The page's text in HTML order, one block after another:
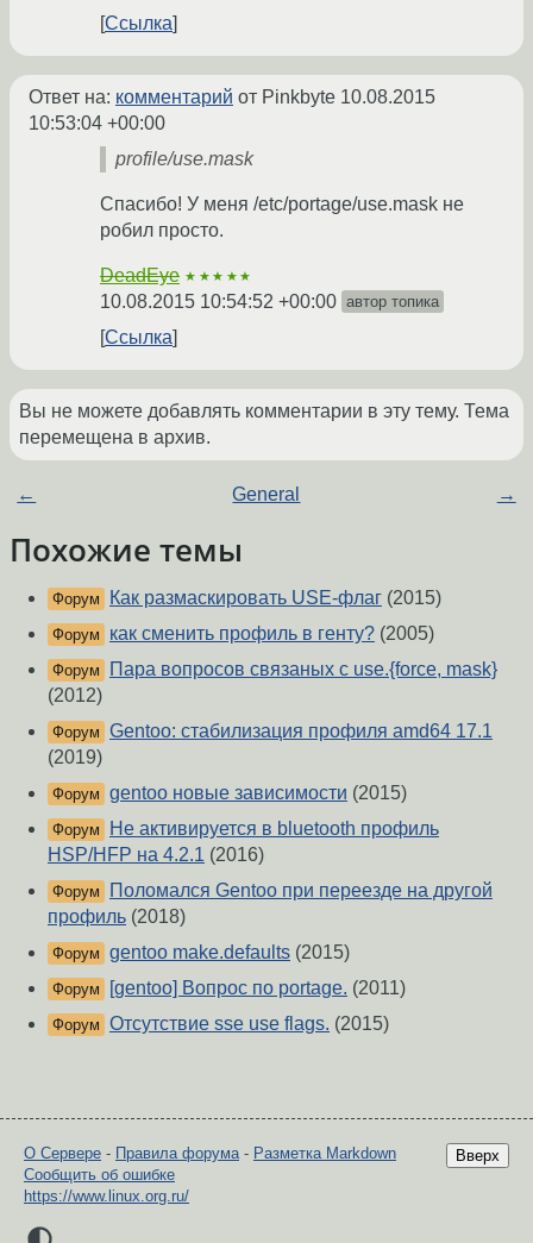
Ссылка
Ответ на: комментарий от Pinkbyte 10.08.2015
10:53:04 +00:00
profile/use.mask
Спасибо! У меня /etc/portage/use.mask не
робил просто.
DeadEye ★★★★★
10.08.2015 10:54:52 +00:00 автор топика
Ссылка
Вы не можете добавлять комментарии в эту тему. Тема
перемещена в архив.
← General →
Похожие темы
Форум Как размаскировать USE-флаг (2015)
Форум как сменить профиль в генту? (2005)
Форум
Пара вопросов связаных с use.{force, mask}
(2012)
Форум Gentoo: cтабилизация профиля amd64 17.1
(2019)
Форум gentoo новые зависимости (2015)
Форум
Не активируется в bluetooth профиль
HSP/HFP на 4.2.1 (2016)
Форум
Поломался Gentoo при переезде на другой
профиль (2018)
Форум gentoo make.defaults (2015)
Форум [gentoo] Вопрос по portage. (2011)
Форум Отсутствие sse use flags. (2015)
Вверх
О Сервере - Правила форума- Разметка Markdown
Сообщить об ошибке
https://www.linux.org.ru/